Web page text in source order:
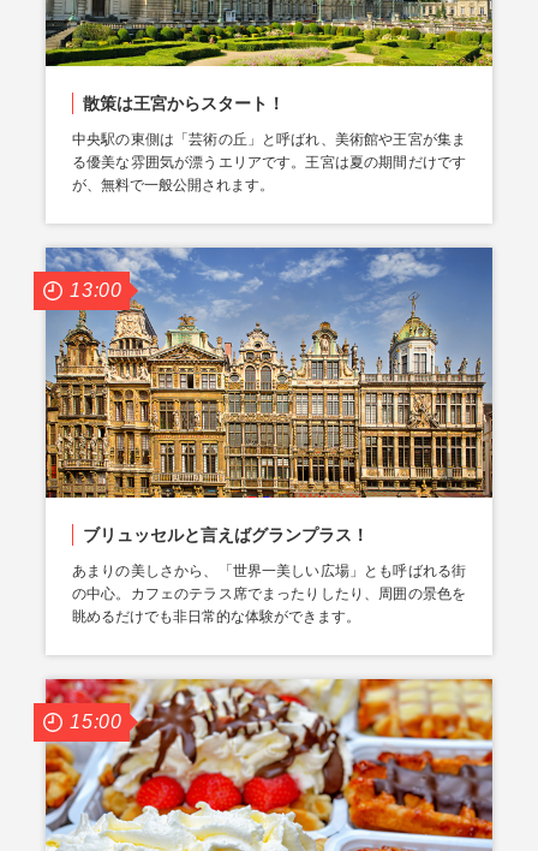
散策は王宮からスタート！
中央駅の東側は「芸術の丘」と呼ばれ、美術館や王宮が集ま
る優美な雰囲気が漂うエリアです。王宮は夏の期間だけです
が、無料で一般公開されます。
13:00
ブリュッセルと言えばグランプラス！
あまりの美しさから、「世界一美しい広場」とも呼ばれる街
の中心。カフェのテラス席でまったりしたり、周囲の景色を
眺めるだけでも非日常的な体験ができます。
15:00